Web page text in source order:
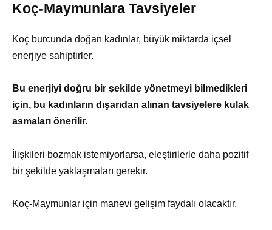
Koç-Maymunlara Tavsiyeler
Koç burcunda doğan kadınlar, büyük miktarda içsel
enerjiye sahiptirler.
Bu enerjiyi doğru bir şekilde yönetmeyi bilmedikleri
için, bu kadınların dışarıdan alınan tavsiyelere kulak
asmaları önerilir.
İlişkileri bozmak istemiyorlarsa, eleştirilerle daha pozitif
bir şekilde yaklaşmaları gerekir.
Koç-Maymunlar için manevi gelişim faydalı olacaktır.